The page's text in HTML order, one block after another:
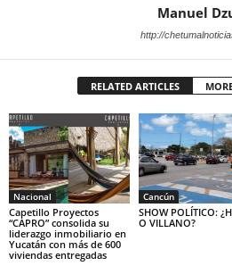
Manuel
http://
RELATED ARTICLES
Nacional
Capetillo Proyectos
“CAPRO” consolida su
liderazgo inmobiliario en
Yucatán con más de 600
viviendas entregadas
Cancún
SHOW POLÍTICO:
O VILLANO?